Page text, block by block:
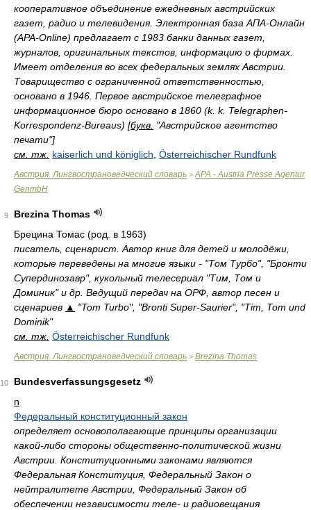
кооперативное объединение ежедневных австрийских
газет, радио и телевидения. Электронная база АПА-Онлайн
(APA-Online) предлагает с 1983 банки данных газет,
журналов, оригинальных текстов, информацию о фирмах.
Имеет отделения во всех федеральных землях Австрии.
Товарищество с ограниченной ответственностью,
основано в 1946. Первое австрийское телеграфное
информационное бюро основано в 1860 (k. k. Telegraphen-
Korrespondenz-Bureaus) [букв. "Австрийское агентство
печати"]
см. тж. kaiserlich und königlich Österreichischer Rundfunk
Австрия. Лингвострановедческий словарь > APA - Austria Presse Agentur
GenmbH
9
Brezina Thomas
Брецина Томас (род. в 1963)
писатель, сценарист. Автор книг для детей и молодёжи,
которые переведены на многие языки - "Том Турбо", "Бронти
Супердинозавр", кукольный телесериал "Тим, Том и
Доминик" и др. Ведущий передач на ОРФ, автор песен и
сценариев ▲ "Tom Turbo", "Bronti Super-Saurier", "Tim, Tom und
Dominik"
см. тж. Österreichischer Rundfunk
Австрия. Лингвострановедческий словарь > Brezina Thomas
10
Bundesverfassungsgesetz
n
Федеральный конституционный закон
определяет основополагающие принципы организации
какой-либо стороны общественно-политической жизни
Австрии. Конституционными законами являются
Федеральная Конституция, Федеральный Закон о
нейтралитете Австрии, Федеральный Закон об
обеспечении независимости теле- и радиовещания